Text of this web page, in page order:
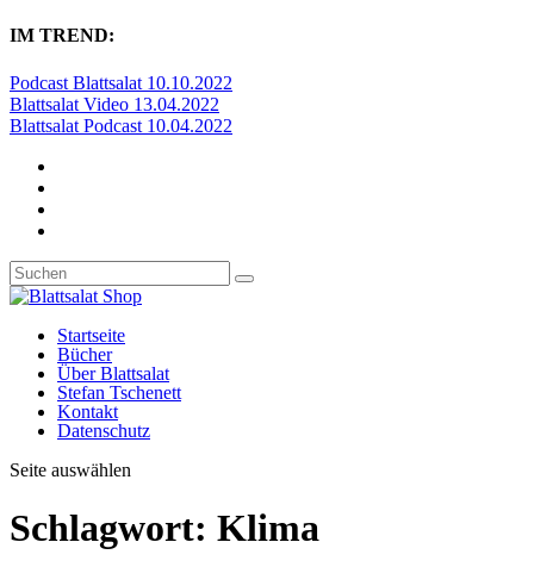
IM TREND:
Podcast Blattsalat 10.10.2022
Blattsalat Video 13.04.2022
Blattsalat Podcast 10.04.2022
Startseite
Bücher
Über Blattsalat
Stefan Tschenett
Kontakt
Datenschutz
Seite auswählen
Schlagwort: Klima